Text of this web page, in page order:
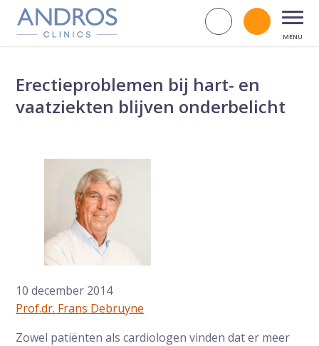
Navigatie overslaan
Zoek op
Bel
Erectieproblemen bij hart- en
vaatziekten blijven onderbelicht
10 december 2014
Prof.dr. Frans Debruyne
Zowel patiënten als cardiologen vinden dat er meer